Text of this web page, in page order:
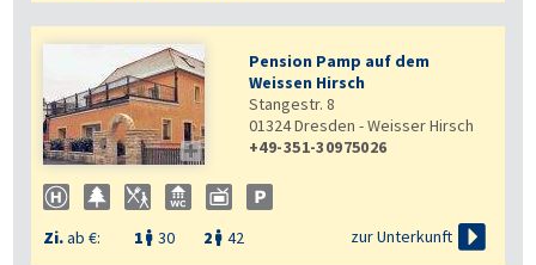

Pension Pamp auf dem
Weissen Hirsch
Stangestr. 8
01324Dresden - Weisser Hirsch
+49-351-30975026
Zi.ab €: 1  30 2  42 zur Unterkunft 